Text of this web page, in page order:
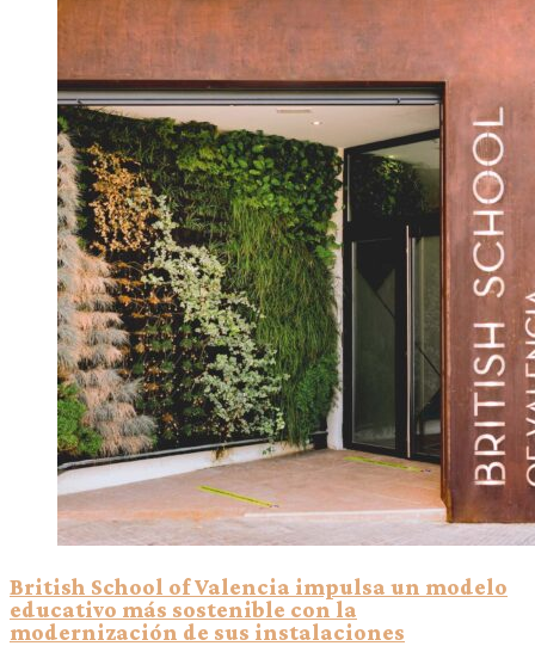
British School of Valencia impulsa un modelo
educativo más sostenible con la
modernización de sus instalaciones